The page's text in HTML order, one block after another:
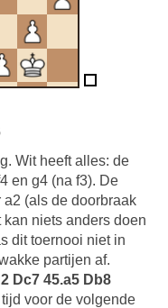
Wit heeft alles: de
en g4 (na f3). De
(als de doorbraak
niets anders doen
dit toernooi niet in
partijen af.
Dc7 45.a5 Db8
voor de volgende